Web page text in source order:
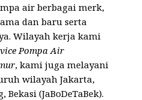
air berbagai merk,
dan baru serta
Wilayah kerja kami
Pompa Air
, kami juga melayani
wilayah Jakarta,
Bekasi (JaBoDeTaBek).